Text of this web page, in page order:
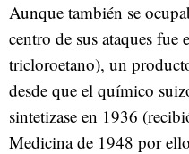
Aunque también se
centro de sus ataques
tricloroetano), un
desde que el químico
sintetizase en 1936
Medicina de 1948 por